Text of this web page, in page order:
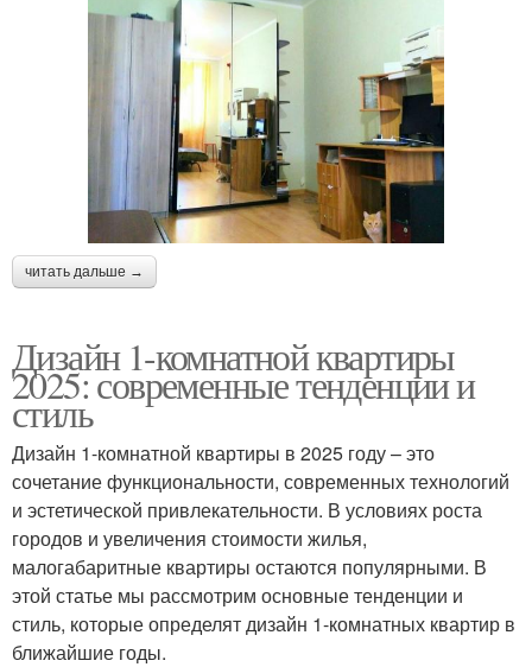
читать дальше →
Дизайн 1-комнатной квартиры
2025: современные тенденции и
стиль
Дизайн 1-комнатной квартиры в 2025 году – это
сочетание функциональности, современных технологий
и эстетической привлекательности. В условиях роста
городов и увеличения стоимости жилья,
малогабаритные квартиры остаются популярными. В
этой статье мы рассмотрим основные тенденции и
стиль, которые определят дизайн 1-комнатных квартир в
ближайшие годы.